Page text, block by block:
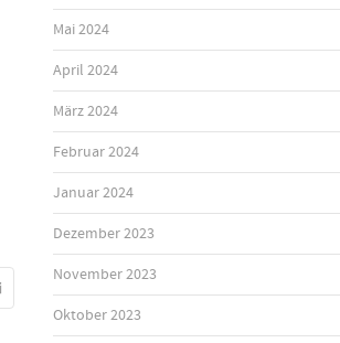
Mai 2024
April 2024
März 2024
Februar 2024
Januar 2024
Dezember 2023
November 2023
Oktober 2023